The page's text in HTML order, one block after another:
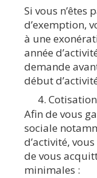
Si vous n’êtes
d’exemption,
à une
année
demande
début
Afin de vous
sociale
d’activité,
de vous
minimales :